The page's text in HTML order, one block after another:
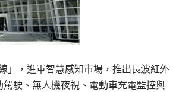
」，進軍智慧感知市場，推出長波紅外
駛、無人機夜視、電動車充電監控與